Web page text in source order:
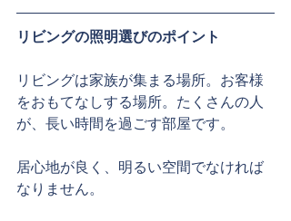
リビングの照明選びのポイント
リビングは家族が集まる場所。お客様
をおもてなしする場所。たくさんの人
が、長い時間を過ごす部屋です。
居心地が良く、明るい空間でなければ
なりません。